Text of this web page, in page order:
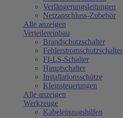
Verlängerungsleitungen
Netzanschluss-Zubehör
Alle anzeigen
Verteilereinbau
Brandschutzschalter
Fehlerstromschutzschalter
FI-LS-Schalter
Hauptschalter
Installationsschütze
Kleinsteuerungen
Alle anzeigen
Werkzeuge
Kabeleinzugshilfen